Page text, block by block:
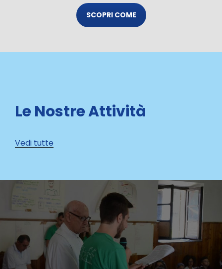
SCOPRI COME
Le Nostre Attività
Vedi tutte